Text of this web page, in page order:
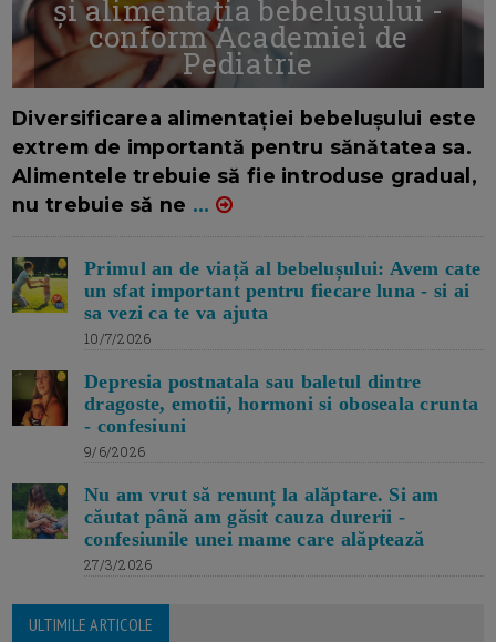
și alimentația bebelușului -
conform Academiei de
Pediatrie
Diversificarea alimentației bebelușului este
extrem de importantă pentru sănătatea sa.
Alimentele trebuie să fie introduse gradual,
nu trebuie să ne ...
Primul an de viață al bebelușului: Avem cate
un sfat important pentru fiecare luna - si ai
sa vezi ca te va ajuta
10/7/2026
Depresia postnatala sau baletul dintre
dragoste, emotii, hormoni si oboseala crunta
- confesiuni
9/6/2026
Nu am vrut să renunț la alăptare. Si am
căutat până am găsit cauza durerii -
confesiunile unei mame care alăptează
27/3/2026
ULTIMILE ARTICOLE